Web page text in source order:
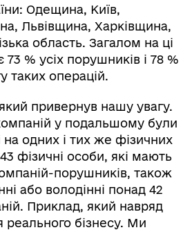
Одещина, Київ,
Львівщина, Харківщина,
область. Загалом на ці
73 % усіх порушників і 78 %
таких операцій.
привернув нашу увагу.
у подальшому були
на одних і тих же фізичних
фізичні особи, які мають
порушників, також
або володінні понад 42
Приклад, який навряд
бізнесу. Ми